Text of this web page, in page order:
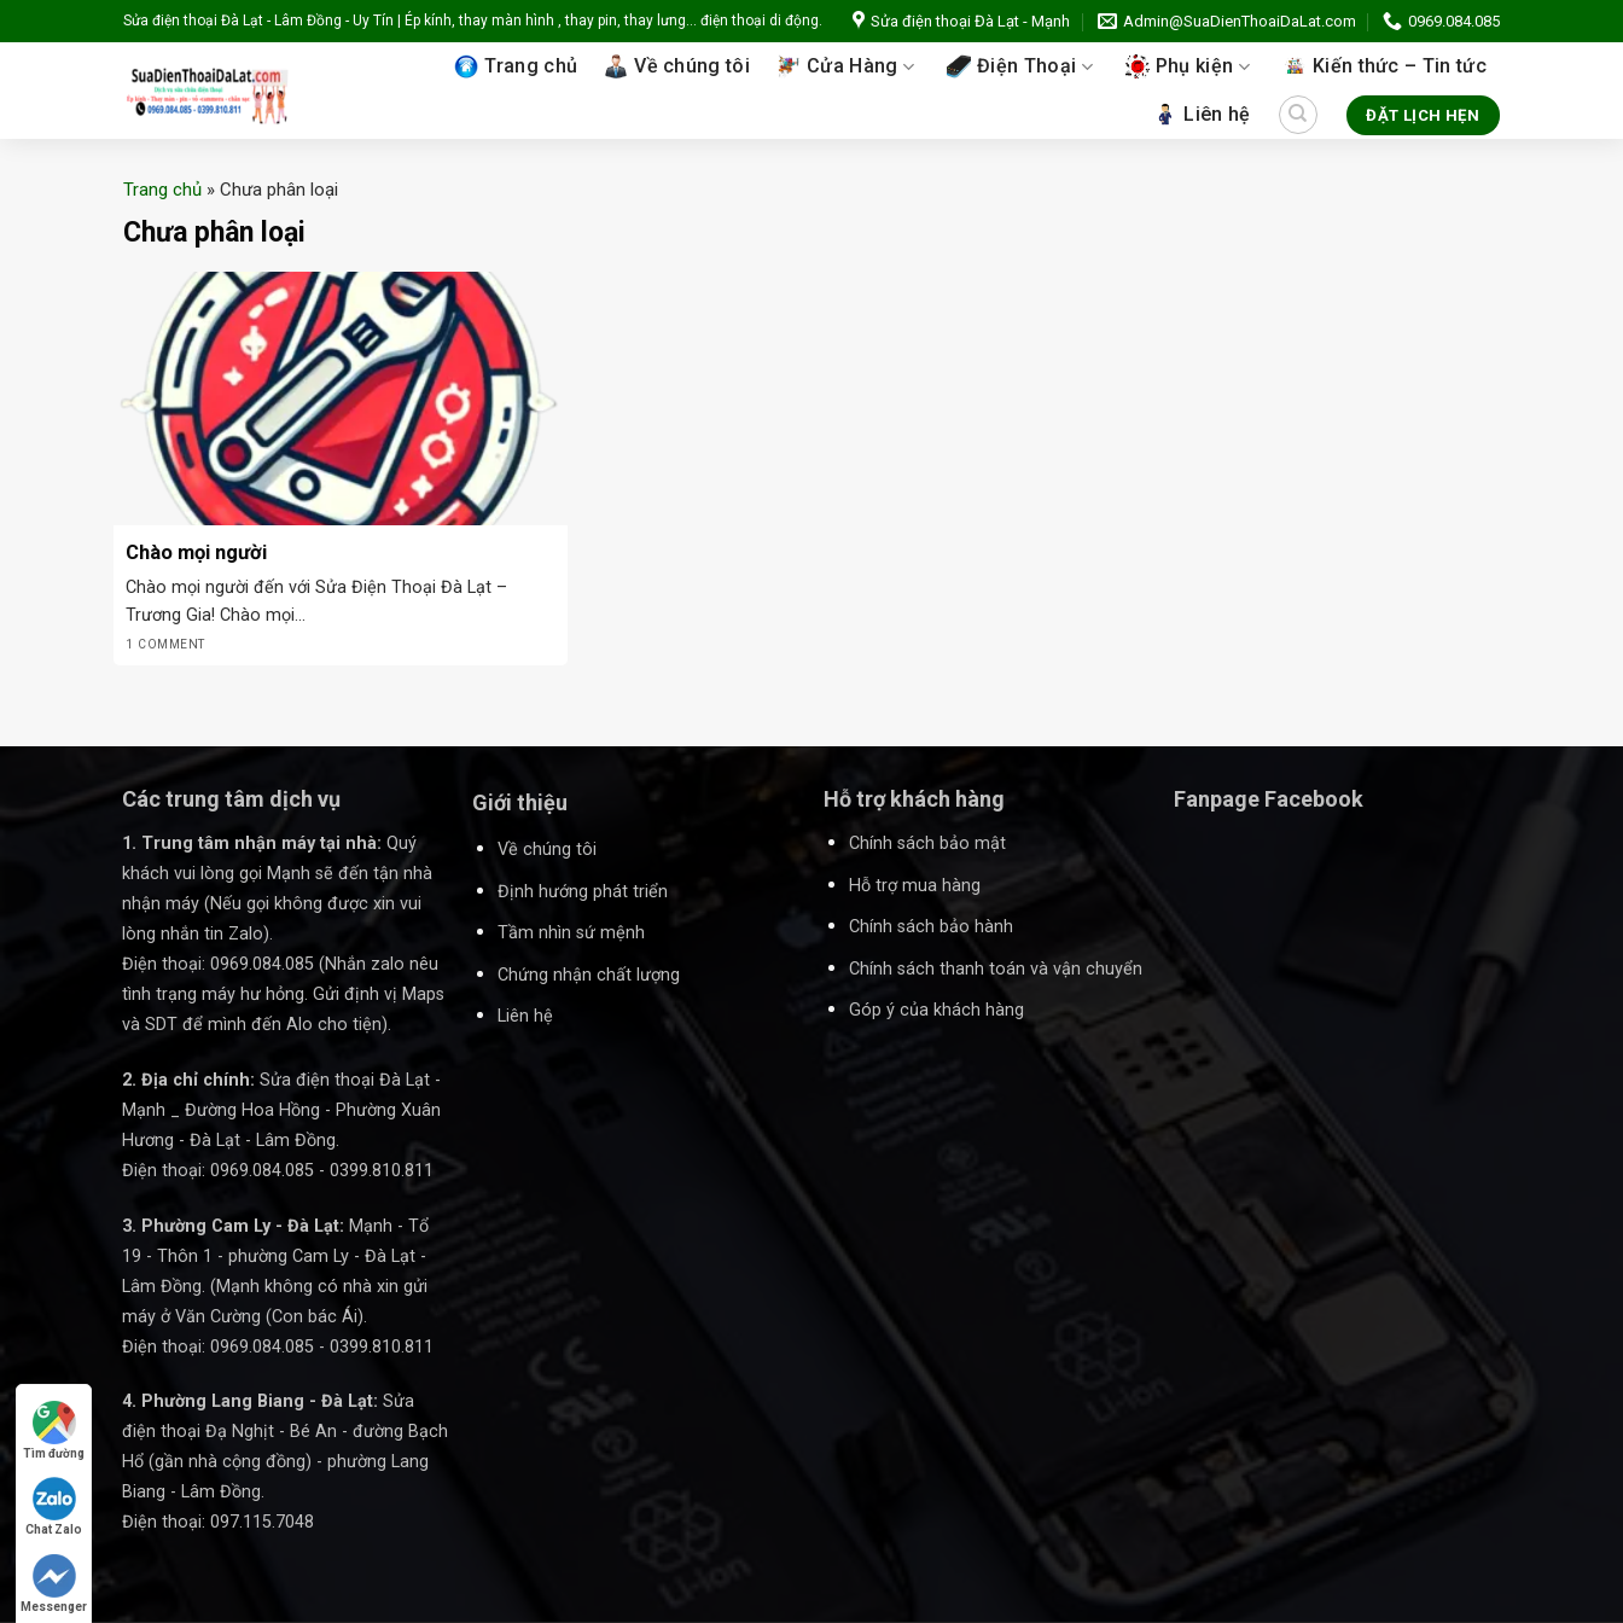
to
Sửa điện thoại Đà Lạt - Lâm Đồng - Uy Tín | Ép kính, thay màn hình , thay pin, thay lưng... điện thoại di động. Sửa điện thoại Đà Lạt - Mạnh Admin@SuaDienThoaiDaLat.com 0969.084.085
Trang chủ Về chúng tôi Cửa Hàng Điện Thoại Phụ kiện Kiến thức – Tin tức
Liên hệ ĐẶT LỊCH HẸN
Trang chủ » Chưa phân loại
Chưa phân loại
Chào mọi người
Chào mọi người đến với Sửa Điện Thoại Đà Lạt –
Trương Gia! Chào mọi...
1 COMMENT
Các trung tâm dịch vụ
1. Trung tâm nhận máy tại nhà: Quý
khách vui lòng gọi Mạnh sẽ đến tận nhà
nhận máy (Nếu gọi không được xin vui
lòng nhắn tin Zalo).
Điện thoại: 0969.084.085 (Nhắn zalo nêu
tình trạng máy hư hỏng. Gửi định vị Maps
và SDT để mình đến Alo cho tiện).
2. Địa chỉ chính: Sửa điện thoại Đà Lạt -
Mạnh _ Đường Hoa Hồng - Phường Xuân
Hương - Đà Lạt - Lâm Đồng.
Điện thoại: 0969.084.085 - 0399.810.811
3. Phường Cam Ly - Đà Lạt: Mạnh - Tổ
19 - Thôn 1 - phường Cam Ly - Đà Lạt -
Lâm Đồng. (Mạnh không có nhà xin gửi
máy ở Văn Cường (Con bác Ái).
Điện thoại: 0969.084.085 - 0399.810.811
4. Phường Lang Biang - Đà Lạt: Sửa
điện thoại Đạ Nghịt - Bé An - đường Bạch
Hổ (gần nhà cộng đồng) - phường Lang
Biang - Lâm Đồng.
Điện thoại: 097.115.7048
Giới thiệu
Về chúng tôi
Định hướng phát triển
Tầm nhìn sứ mệnh
Chứng nhận chất lượng
Liên hệ
Hỗ trợ khách hàng
Chính sách bảo mật
Hỗ trợ mua hàng
Chính sách bảo hành
Chính sách thanh toán và vận chuyển
Góp ý của khách hàng
Fanpage Facebook
Tìm đường
Chat Zalo
Messenger